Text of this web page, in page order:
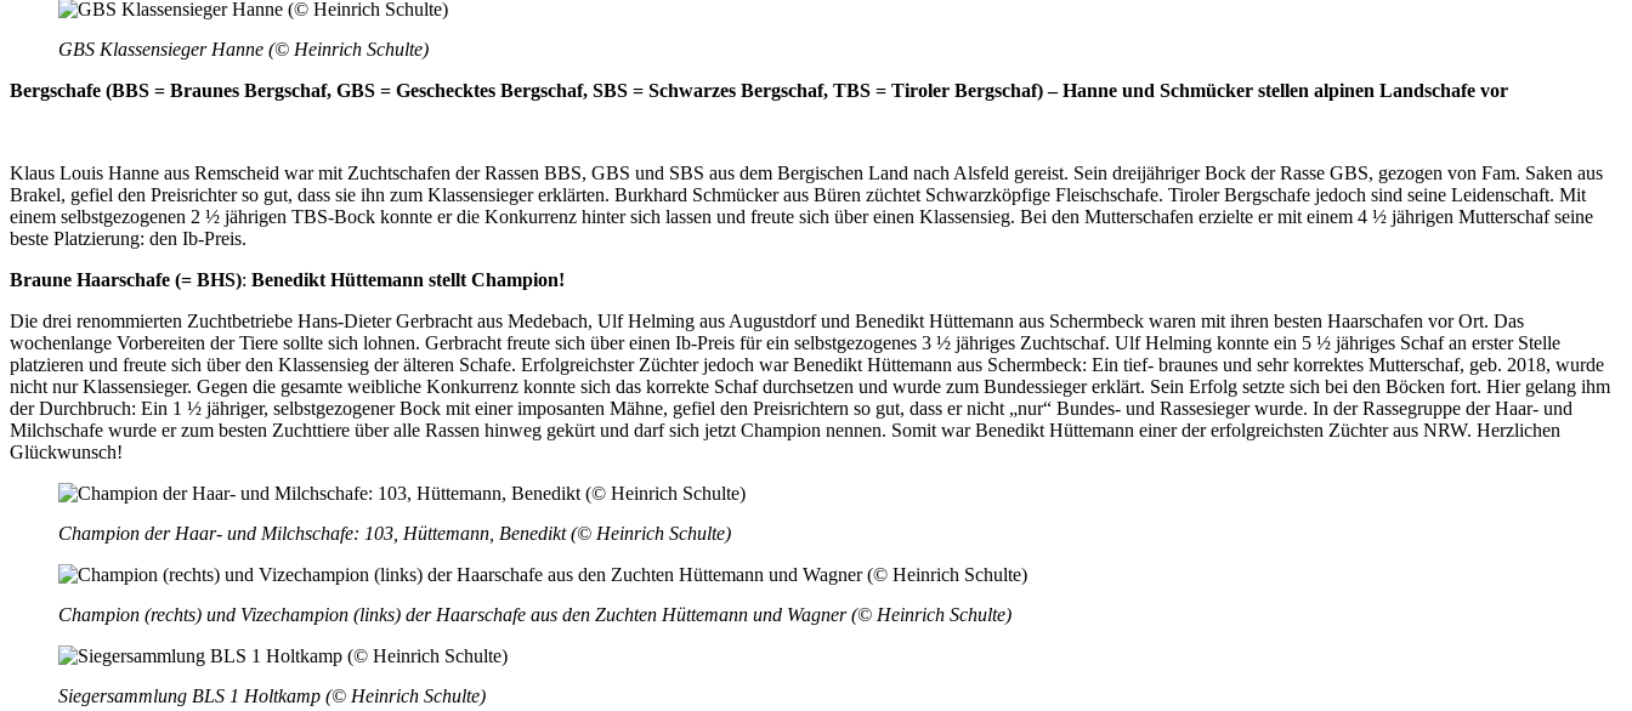
GBS Klassensieger Hanne (© Heinrich Schulte)
Bergschafe (BBS = Braunes Bergschaf, GBS = Geschecktes Bergschaf, SBS = Schwarzes Bergschaf, TBS = Tiroler Bergschaf) – Hanne und Schmücker stellen alpinen Landschafe vor
Klaus Louis Hanne aus Remscheid war mit Zuchtschafen der Rassen BBS, GBS und SBS aus dem Bergischen Land nach Alsfeld gereist. Sein dreijähriger Bock der Rasse GBS, gezogen von Fam. Saken aus
Brakel, gefiel den Preisrichter so gut, dass sie ihn zum Klassensieger erklärten. Burk­hard Schmücker aus Büren züchtet Schwarzköpfige Fleischschafe. Tiroler Bergschafe jedoch sind seine Leidenschaft. Mit
einem selbstgezogenen 2 ½ jährigen TBS-Bock konnte er die Kon­kurrenz hinter sich lassen und freute sich über einen Klassensieg. Bei den Mutterschafen erzielte er mit einem 4 ½ jährigen Mutterschaf seine
beste Platzierung: den Ib-Preis.
Braune Haarschafe (= BHS): Benedikt Hüttemann stellt Champion!
Die drei renommierten Zuchtbetriebe Hans-Dieter Gerbracht aus Medebach, Ulf Helming aus Augustdorf und Benedikt Hüttemann aus Schermbeck waren mit ihren besten Haarschafen vor Ort. Das
wochenlange Vorbereiten der Tiere sollte sich lohnen. Gerbracht freute sich über einen Ib-Preis für ein selbstgezogenes 3 ½ jähriges Zuchtschaf. Ulf Helming konnte ein 5 ½ jähriges Schaf an erster Stelle
platzieren und freute sich über den Klassensieg der älteren Schafe. Erfolgreichster Züchter jedoch war Benedikt Hüttemann aus Schermbeck: Ein tief- braunes und sehr korrektes Mutterschaf, geb. 2018, wurde
nicht nur Klassensieger. Gegen die gesamte weibliche Konkurrenz konnte sich das korrekte Schaf durchsetzen und wurde zum Bundessieger erklärt. Sein Erfolg setzte sich bei den Böcken fort. Hier gelang ihm
der Durch­bruch: Ein 1 ½ jähriger, selbstgezogener Bock mit einer imposanten Mähne, gefiel den Preis­richtern so gut, dass er nicht „nur“ Bundes- und Rassesieger wurde. In der Rassegruppe der Haar- und
Milchschafe wurde er zum besten Zuchttiere über alle Rassen hinweg gekürt und darf sich jetzt Champion nennen. Somit war Benedikt Hüttemann einer der erfolgreichsten Züchter aus NRW. Herzlichen
Glückwunsch!
Champion der Haar- und Milchschafe: 103, Hüttemann, Benedikt (© Heinrich Schulte)
Champion (rechts) und Vizechampion (links) der Haarschafe aus den Zuchten Hüttemann und Wagner (© Heinrich Schulte)
Siegersammlung BLS 1 Holtkamp (© Heinrich Schulte)